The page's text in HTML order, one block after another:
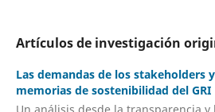
Artículos de investigación
Las demandas de los stakeholders
memorias de sostenibilidad del GRI
Un análisis desde la transparencia y